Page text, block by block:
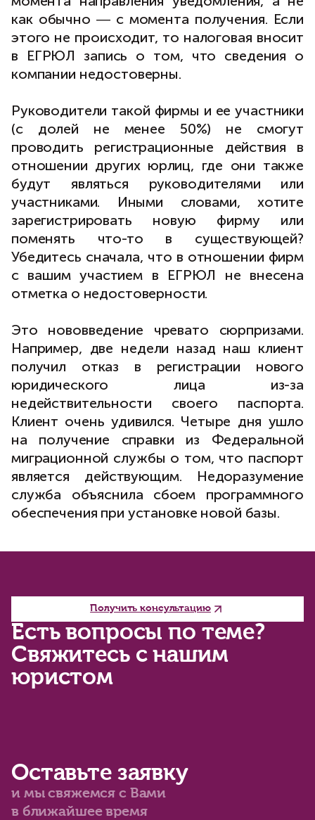
как обычно ― с момента получения. Если
этого не происходит, то налоговая вносит
в ЕГРЮЛ запись о том, что сведения о
компании недостоверны.
Руководители такой фирмы и ее участники
(с долей не менее 50%) не смогут
проводить регистрационные действия в
отношении других юрлиц, где они также
будут являться руководителями или
участниками. Иными словами, хотите
зарегистрировать новую фирму или
поменять что-то в существующей?
Убедитесь сначала, что в отношении фирм
с вашим участием в ЕГРЮЛ не внесена
отметка о недостоверности.
Это нововведение чревато сюрпризами.
Например, две недели назад наш клиент
получил отказ в регистрации нового
юридического лица из-за
недействительности своего паспорта.
Клиент очень удивился. Четыре дня ушло
на получение справки из Федеральной
миграционной службы о том, что паспорт
является действующим. Недоразумение
служба объяснила сбоем программного
обеспечения при установке новой базы.
Есть вопросы по теме?
Свяжитесь с нашим
юристом
Получить консультацию
Оставьте заявку
и мы свяжемся с Вами
в ближайшее время